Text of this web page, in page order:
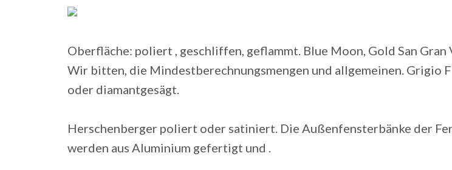
Oberfläche: poliert , geschliffen, geflammt. Blue Moon, Gold San
Wir bitten, die Mindestberechnungsmengen und allgemeinen. Grigio
oder diamantgesägt.
Herschenberger poliert oder satiniert. Die Außenfensterbänke der
werden aus Aluminium gefertigt und .